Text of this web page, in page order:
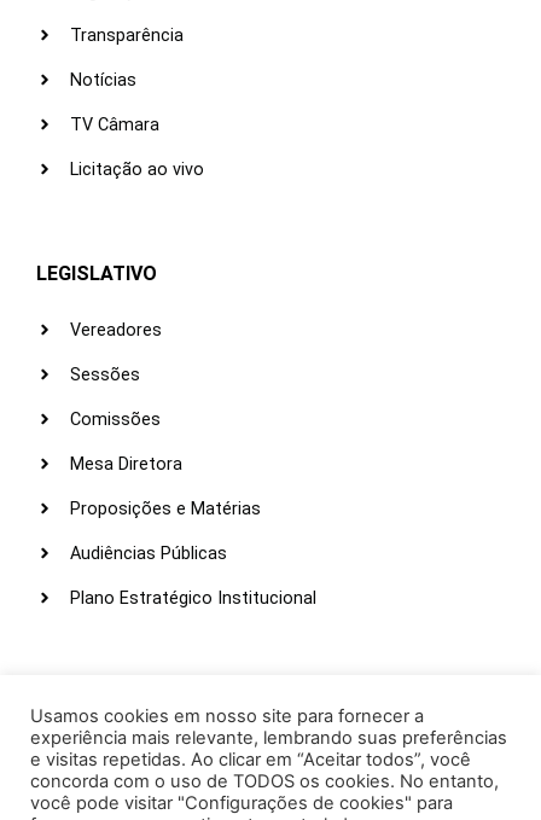
Transparência
Notícias
TV Câmara
Licitação ao vivo
LEGISLATIVO
Vereadores
Sessões
Comissões
Mesa Diretora
Proposições e Matérias
Audiências Públicas
Plano Estratégico Institucional
Webmail
Intranet
Administração
Usamos cookies em nosso site para fornecer a
experiência mais relevante, lembrando suas preferências
e visitas repetidas. Ao clicar em “Aceitar todos”, você
concorda com o uso de TODOS os cookies. No entanto,
você pode visitar "Configurações de cookies" para